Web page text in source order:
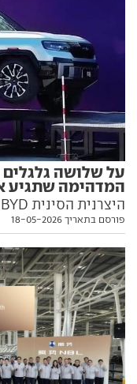
המדהימה שתגיע
שמאפשרת להרים
ביכולת הטכנולוגית
פורסם בתאריך 18-05-2026